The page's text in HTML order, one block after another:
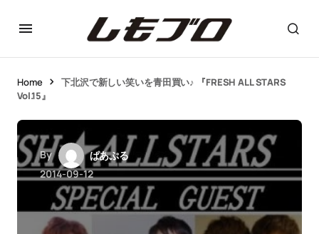
Home
下北沢で新しい笑いを青田買い♪ 『FRESH ALL STARS
Vol.15』
By
ぱあぷる
2014-09-12